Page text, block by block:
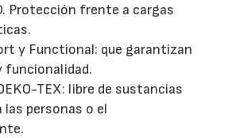
Protección frente a cargas
y Functional: que garantizan
funcionalidad.
TEX: libre de sustancias
las personas o el